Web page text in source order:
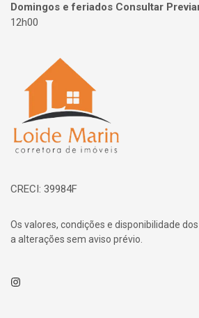
Domingos e feriados Consultar
12h00
Página inicial
CRECI: 39984F
Os valores, condições e disponibilidade
a alterações sem aviso prévio.
Instagram